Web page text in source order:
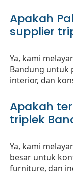
Apakah
supplier
Ya, kami
Bandung untuk
interior, dan
Apakah
triplek
Ya, kami
besar untuk
furniture, dan